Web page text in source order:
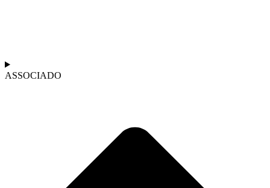
ASSOCIADO